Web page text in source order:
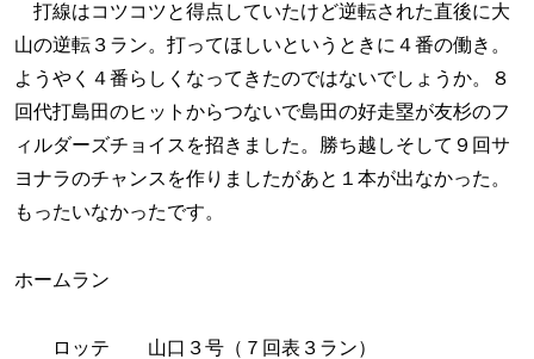
打線はコツコツと得点していたけど逆転された直後に大
山の逆転３ラン。打ってほしいというときに４番の働き。
ようやく４番らしくなってきたのではないでしょうか。８
回代打島田のヒットからつないで島田の好走塁が友杉のフ
ィルダーズチョイスを招きました。勝ち越しそして９回サ
ヨナラのチャンスを作りましたがあと１本が出なかった。
もったいなかったです。
ホームラン
ロッテ 山口３号（７回表３ラン）